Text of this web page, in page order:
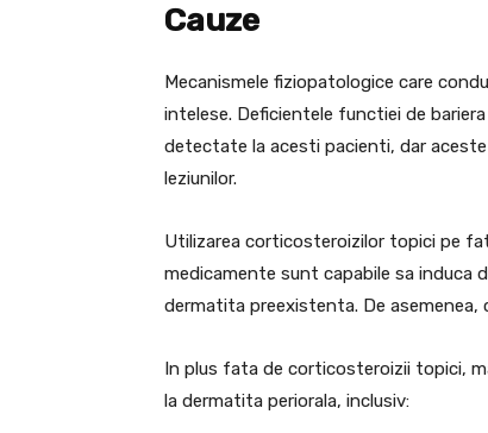
Cauze
Mecanismele fiziopatologice care
intelese. Deficientele functiei de
detectate la acesti pacienti, dar
leziunilor.
Utilizarea corticosteroizilor topici pe
medicamente sunt capabile sa induca
dermatita preexistenta. De asemenea,
In plus fata de corticosteroizii topici,
la dermatita periorala, inclusiv: